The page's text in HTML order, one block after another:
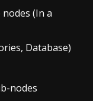
(In a
Database)
nodes